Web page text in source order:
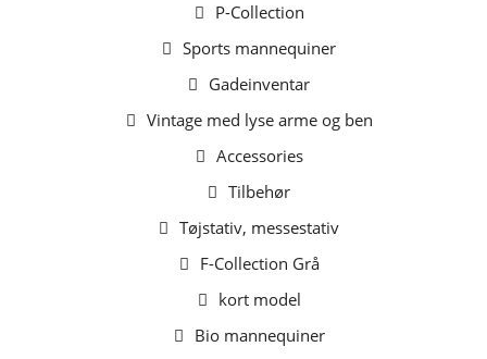
P-Collection
Sports mannequiner
Gadeinventar
Vintage med lyse arme og ben
Accessories
Tilbehør
Tøjstativ, messestativ
F-Collection Grå
kort model
Bio mannequiner